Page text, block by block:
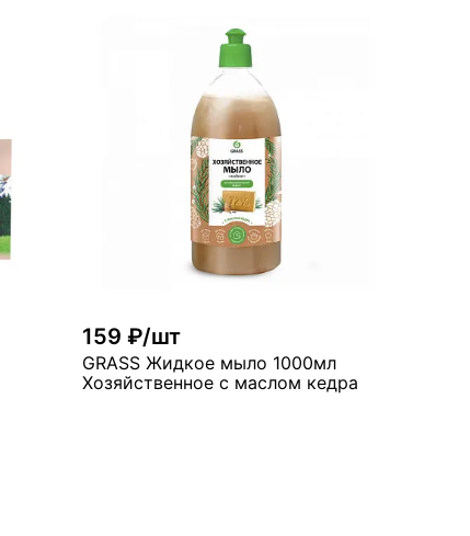
159 ₽/шт
GRASS Жидкое мыло 1000мл
Хозяйственное с маслом кедра